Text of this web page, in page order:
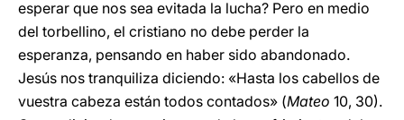
esperar que nos sea evitada la lucha? Pero en medio
del torbellino, el cristiano no debe perder la
esperanza, pensando en haber sido abandonado.
Jesús nos tranquiliza diciendo: «Hasta los cabellos de
vuestra cabeza están todos contados» (Mateo 10, 30).